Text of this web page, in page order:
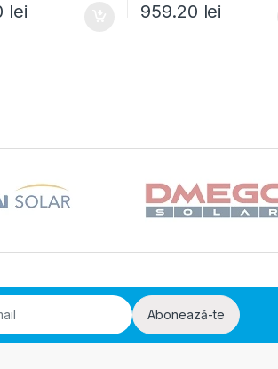
lei 959.20 lei
Abonează-te